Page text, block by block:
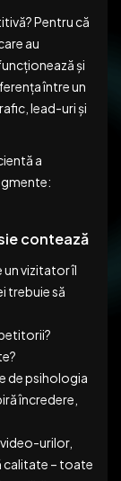
Pentru că
au
și
între un
lead-uri și
a
contează
un vizitator îl
trebuie să
de psihologia
încredere,
urilor,
calitate – toate